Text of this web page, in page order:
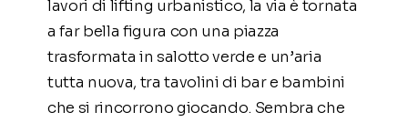
lavori di lifting urbanistico, la via è tornata
a far bella figura con una piazza
trasformata in salotto verde e un’aria
tutta nuova, tra tavolini di bar e bambini
che si rincorrono giocando. Sembra che